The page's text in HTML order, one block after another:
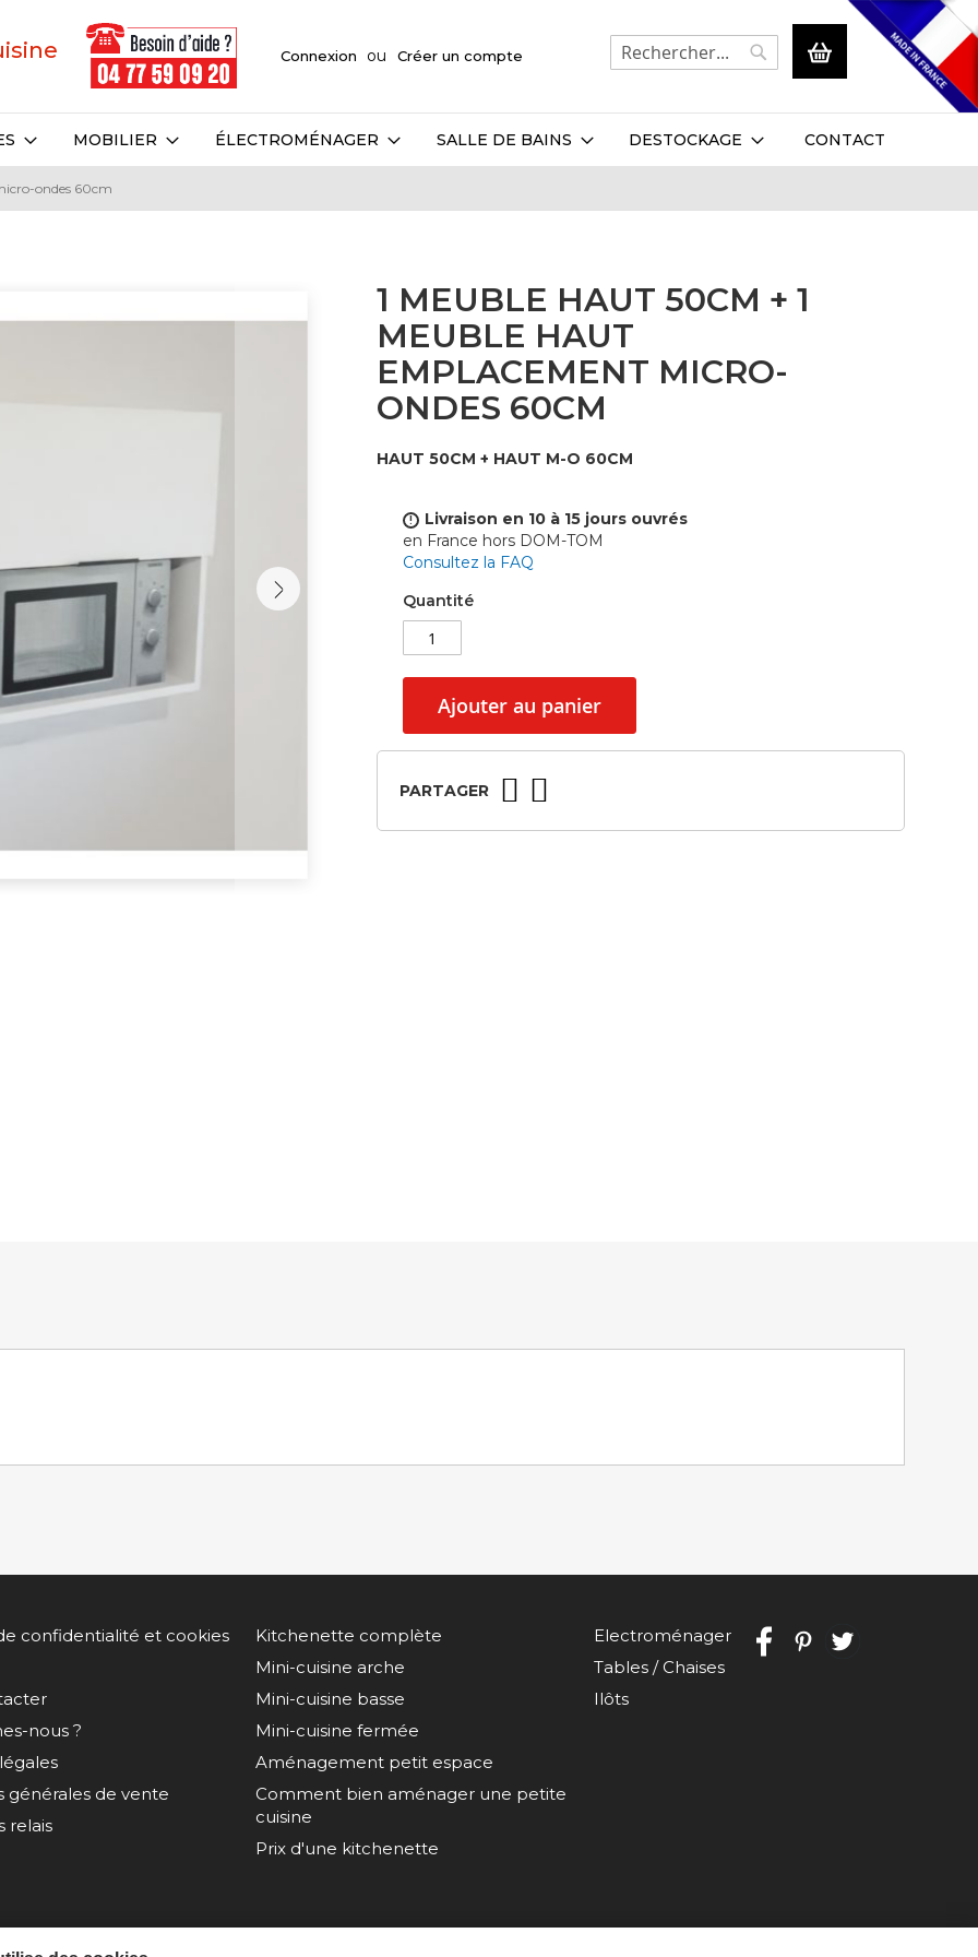
Connexion Créer un compte
Mon panier
Rechercher
Rechercher
MOBILIER ÉLECTROMÉNAGER SALLE DE BAINS DESTOCKAGE CONTACT
ondes 60cm
1 MEUBLE HAUT 50CM + 1
MEUBLE HAUT
EMPLACEMENT MICRO-
ONDES 60CM
HAUT 50CM + HAUT M-O 60CM
!
Livraison en 10 à 15 jours ouvrés
en France hors DOM-TOM
Consultez la FAQ
Quantité
Ajouter au panier
PARTAGER
confidentialité et cookies
nous ?
générales de vente
relais
Kitchenette complète
Mini-cuisine arche
Mini-cuisine basse
Mini-cuisine fermée
Aménagement petit espace
Comment bien aménager une petite
cuisine
Prix d'une kitchenette
Electroménager
Tables / Chaises
Ilôts